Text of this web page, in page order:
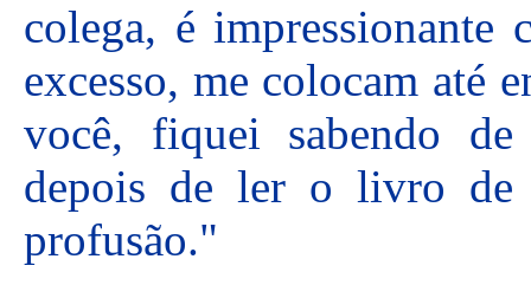
colega, é impressionante
excesso, me colocam até
você, fiquei sabendo
depois de ler o livro de
profusão."